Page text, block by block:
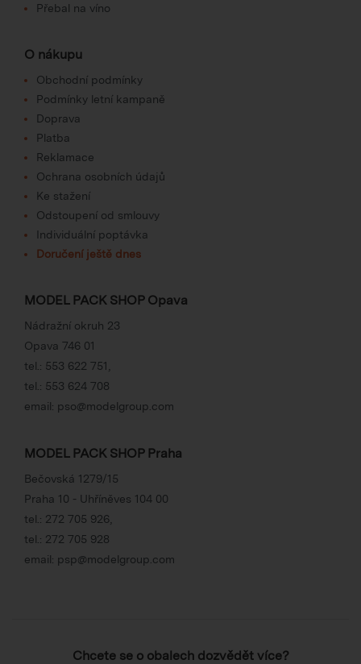
Přebal na víno
O nákupu
Obchodní podmínky
Podmínky letní kampaně
Doprava
Platba
Reklamace
Ochrana osobních údajů
Ke stažení
Odstoupení od smlouvy
Individuální poptávka
Doručení ještě dnes
MODEL PACK SHOP Opava
Nádražní okruh 23
Opava 746 01
tel.: 553 622 751
tel.: 553 624 708
email: pso@modelgroup.com
MODEL PACK SHOP Praha
Bečovská 1279/15
Praha 10 - Uhříněves 104 00
tel.: 272 705 926
tel.: 272 705 928
email: psp@modelgroup.com
Chcete se o obalech dozvědět více?